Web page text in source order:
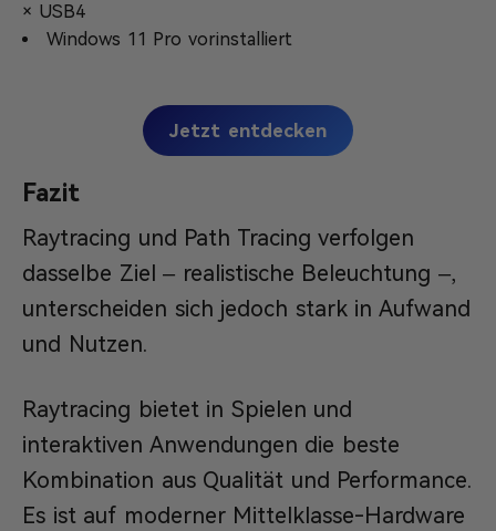
× USB4
Windows 11 Pro vorinstalliert
Jetzt entdecken
Fazit
Raytracing und Path Tracing verfolgen
dasselbe Ziel – realistische Beleuchtung –,
unterscheiden sich jedoch stark in Aufwand
und Nutzen.
Raytracing bietet in Spielen und
interaktiven Anwendungen die beste
Kombination aus Qualität und Performance.
Es ist auf moderner Mittelklasse-Hardware